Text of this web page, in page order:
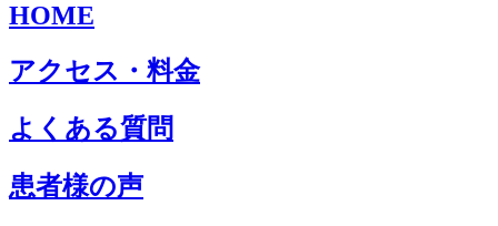
HOME
アクセス・料金
よくある質問
患者様の声